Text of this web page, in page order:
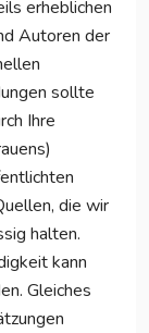
erheblichen
Autoren der
sollte
Ihre
die wir
halten.
kann
Gleiches